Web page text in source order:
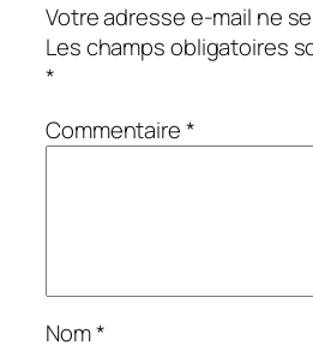
Votre adresse e-mail ne
Les champs obligatoires
*
Commentaire*
Nom*